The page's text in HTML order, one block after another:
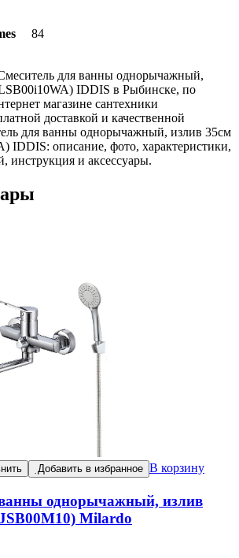
84
для ванны однорычажный,
IDDIS в Рыбинске, по
магазине сантехники
доставкой и качественной
для ванны однорычажный, излив 35см
IDDIS: описание, фото, характеристики,
инструкция и аксессуары.
Добавить в избранное В корзину
однорычажный, излив
Milardo